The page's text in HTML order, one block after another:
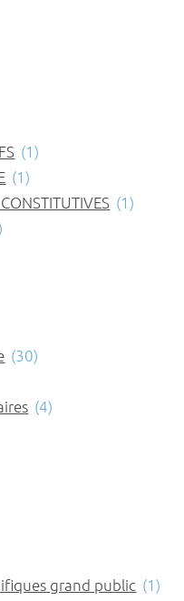
(1)
(1)
(1)
(30)
(4)
grand public (1)